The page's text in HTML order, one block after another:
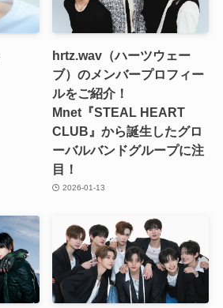
hrtz.wav（ハーツウェー
ブ）のメンバープロフィー
ルをご紹介！
Mnet『STEAL HEART
CLUB』から誕生したグロ
ーバルバンドグループに注
目！
2026-01-13